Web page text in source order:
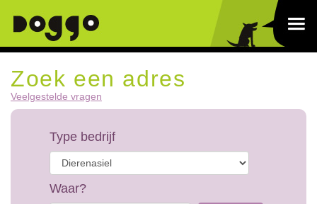
Zoek een adres
Veelgestelde vragen
Type bedrijf
Waar?